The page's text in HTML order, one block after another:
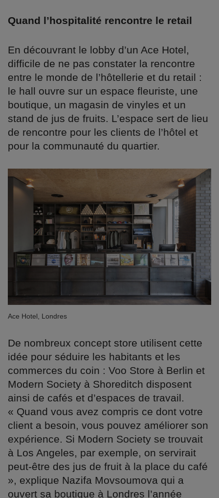
Quand l’hospitalité rencontre le retail
En découvrant le lobby d’un Ace Hotel,
difficile de ne pas constater la rencontre
entre le monde de l’hôtellerie et du retail :
le hall ouvre sur un espace fleuriste, une
boutique, un magasin de vinyles et un
stand de jus de fruits. L’espace sert de lieu
de rencontre pour les clients de l’hôtel et
pour la communauté du quartier.
Ace Hotel, Londres
De nombreux concept store utilisent cette
idée pour séduire les habitants et les
commerces du coin : Voo Store à Berlin et
Modern Society à Shoreditch disposent
ainsi de cafés et d’espaces de travail.
« Quand vous avez compris ce dont votre
client a besoin, vous pouvez améliorer son
expérience. Si Modern Society se trouvait
à Los Angeles, par exemple, on servirait
peut-être des jus de fruit à la place du café
», explique Nazifa Movsoumova qui a
ouvert sa boutique à Londres l’année